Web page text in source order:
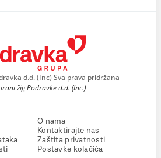
d.d. (Inc) Sva prava pridržana
žig Podravke d.d. (Inc.)
O nama
Kontaktirajte nas
Zaštita privatnosti
Postavke kolačića